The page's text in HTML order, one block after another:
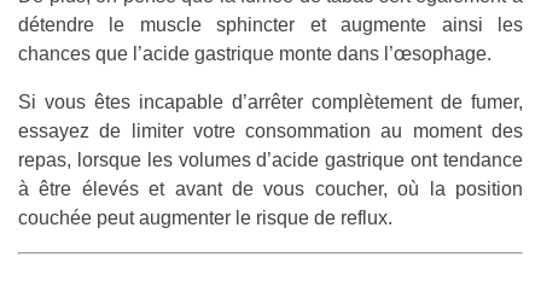
détendre le muscle sphincter et augmente ainsi les
chances que l’acide gastrique monte dans l’œsophage.
Si vous êtes incapable d’arrêter complètement de fumer,
essayez de limiter votre consommation au moment des
repas, lorsque les volumes d’acide gastrique ont tendance
à être élevés et avant de vous coucher, où la position
couchée peut augmenter le risque de reflux.